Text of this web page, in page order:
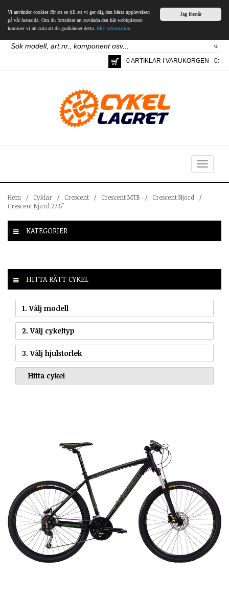
Jag förstår
Vi använder cookies för att se till att vi ger dig den bästa upplevelsen
på vår hemsida. Om du fortsätter att använda den här webbplatsen
kommer vi att anta att du godkänner detta. Mer information
0 ARTIKLAR I VARUKORGEN - 0:-
Toggle
navigation
Hem / Cyklar / Crescent / Crescent MTB / Crescent Njord
/
Crescent Njord 27,5"
KATEGORIER
HITTA RÄTT CYKEL
1. Välj modell
2. Välj cykeltyp
3. Välj hjulstorlek